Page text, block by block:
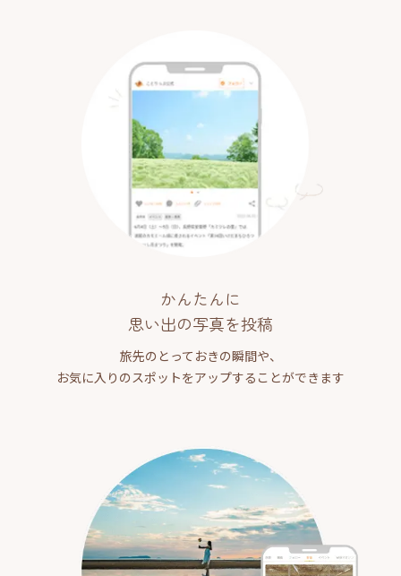
かんたんに
思い出の写真を投稿
旅先のとっておきの瞬間や、
お気に入りのスポットをアップすることができます